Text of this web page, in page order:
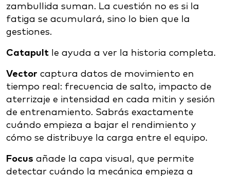
zambullida suman. La cuestión no es si la
fatiga se acumulará, sino lo bien que la
gestiones.
Catapult le ayuda a ver la historia completa.
Vector captura datos de movimiento en
tiempo real: frecuencia de salto, impacto de
aterrizaje e intensidad en cada mitin y sesión
de entrenamiento. Sabrás exactamente
cuándo empieza a bajar el rendimiento y
cómo se distribuye la carga entre el equipo.
Focus añade la capa visual, que permite
detectar cuándo la mecánica empieza a